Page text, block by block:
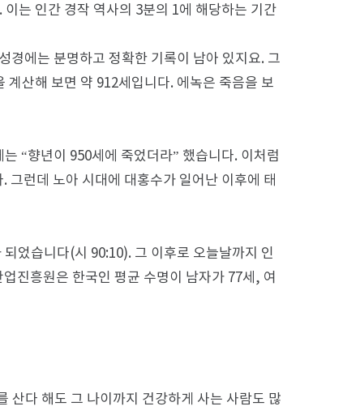
는 인간 경작 역사의 3분의 1에 해당하는 기간
경에는 분명하고 정확한 기록이 남아 있지요. 그
산해 보면 약 912세입니다. 에녹은 죽음을 보
“향년이 950세에 죽었더라” 했습니다. 이처럼
그런데 노아 시대에 대홍수가 일어난 이후에 태
었습니다(시 90:10). 그 이후로 오늘날까지 인
진흥원은 한국인 평균 수명이 남자가 77세, 여
산다 해도 그 나이까지 건강하게 사는 사람도 많